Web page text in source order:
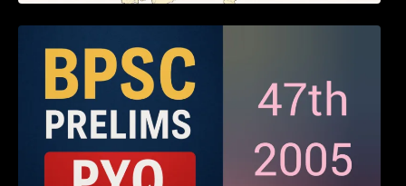
Answers (Part – 01)